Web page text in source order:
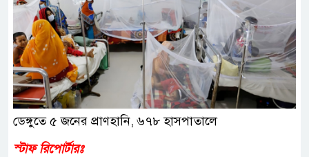
ডেঙ্গুতে ৫ জনের প্রাণহানি, ৬৭৮ হাসপাতালে
স্টাফ রিপোর্টারঃ